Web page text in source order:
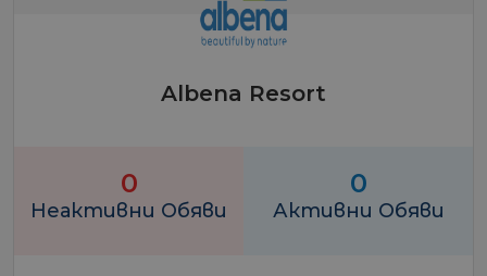
Albena Resort
0
Неактивни Обяви
0
Активни Обяви